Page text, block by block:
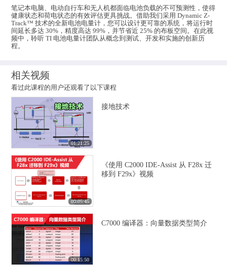
笔记本电脑、电动自行车和无人机都面临电池负载的不可预测性，使得
健康状态和荷电状态的有效评估更具挑战。借助我们采用 Dynamic Z-
Track™️ 技术的全新电池电量计，您可以设计更可靠的系统，将运行时
间延长多达 30%，精度高达 99%，并节省近 25% 的布板空间。在此视
频中，聆听 TI 电池电量计团队从概念到测试、开发和实施的创新历
程。
相关视频
看过此课程的用户还观看了以下课程
01:21:25
接地技术
00:05:45
《使用 C2000 IDE-Assist 从 F28x 迁
移到 F29x》视频
00:15:50
C7000 编译器：向量数据类型简介